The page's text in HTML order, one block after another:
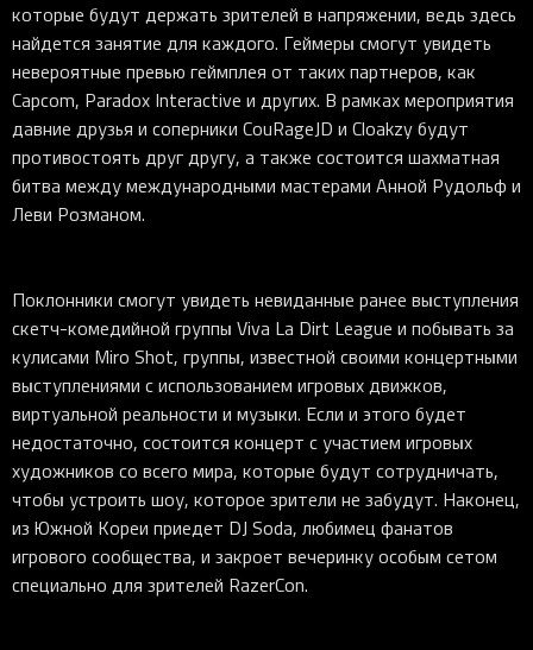
которые будут держать зрителей в напряжении, ведь здесь
найдется занятие для каждого. Геймеры смогут увидеть
невероятные превью геймплея от таких партнеров, как
Capcom, Paradox Interactive и других. В рамках мероприятия
давние друзья и соперники CouRageJD и Cloakzy будут
противостоять друг другу, а также состоится шахматная
битва между международными мастерами Анной Рудольф и
Леви Розманом.
Поклонники смогут увидеть невиданные ранее выступления
скетч-комедийной группы Viva La Dirt League и побывать за
кулисами Miro Shot, группы, известной своими концертными
выступлениями с использованием игровых движков,
виртуальной реальности и музыки. Если и этого будет
недостаточно, состоится концерт с участием игровых
художников со всего мира, которые будут сотрудничать,
чтобы устроить шоу, которое зрители не забудут. Наконец,
из Южной Кореи приедет DJ Soda, любимец фанатов
игрового сообщества, и закроет вечеринку особым сетом
специально для зрителей RazerCon.